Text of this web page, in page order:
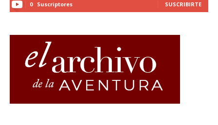
0 Suscriptores SUSCRIBIRTE